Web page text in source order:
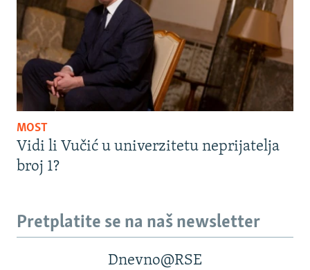
MOST
Vidi li Vučić u univerzitetu neprijatelja
broj 1?
Pretplatite se na naš newsletter
Dnevno@RSE